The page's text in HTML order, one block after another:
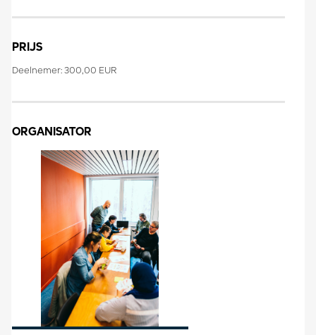
PRIJS
Deelnemer: 300,00 EUR
ORGANISATOR